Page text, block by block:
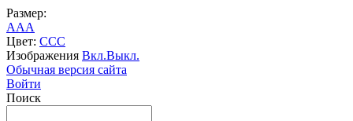
Размер:
AAA
Цвет: CCC
Изображения Вкл.Выкл.
Обычная версия сайта
Войти
Поиск